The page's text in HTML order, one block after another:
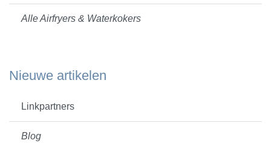
Alle Airfryers & Waterkokers
Nieuwe artikelen
Linkpartners
Blog